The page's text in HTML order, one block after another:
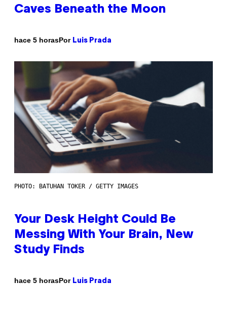
Caves Beneath the Moon
hace 5 horasPor Luis Prada
PHOTO: BATUHAN TOKER / GETTY IMAGES
Your Desk Height Could Be
Messing With Your Brain, New
Study Finds
hace 5 horasPor Luis Prada